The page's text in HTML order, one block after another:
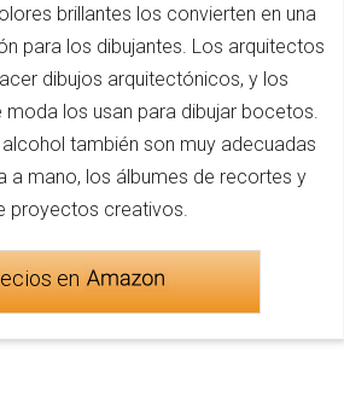
brillantes los convierten en una
para los dibujantes. Los arquitectos
dibujos arquitectónicos, y los
moda los usan para dibujar bocetos.
también son muy adecuadas
a mano, los álbumes de recortes y
proyectos creativos.
en